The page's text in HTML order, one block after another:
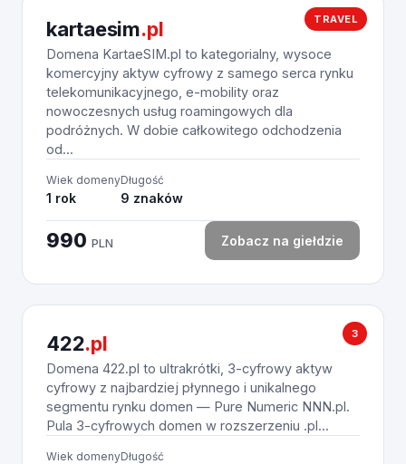
TRAVEL
kartaesim.pl
Domena KartaeSIM.pl to kategorialny, wysoce
komercyjny aktyw cyfrowy z samego serca rynku
telekomunikacyjnego, e-mobility oraz
nowoczesnych usług roamingowych dla
podróżnych. W dobie całkowitego odchodzenia
od...
Wiek domeny
1 rok
Długość
9 znaków
990 PLN Zobacz na giełdzie
3
422.pl
Domena 422.pl to ultrakrótki, 3-cyfrowy aktyw
cyfrowy z najbardziej płynnego i unikalnego
segmentu rynku domen — Pure Numeric NNN.pl.
Pula 3-cyfrowych domen w rozszerzeniu .pl...
Wiek domenyDługość